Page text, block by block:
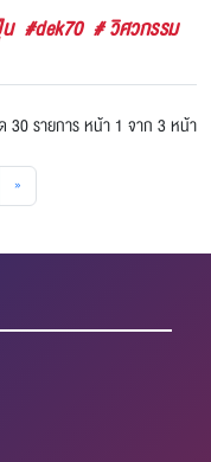
#dek70 # วิศวกรรม
30 รายการหน้า 1 จาก 3 หน้า
»